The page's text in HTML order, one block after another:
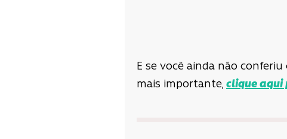
E se você ainda não
mais importante, clique aqui